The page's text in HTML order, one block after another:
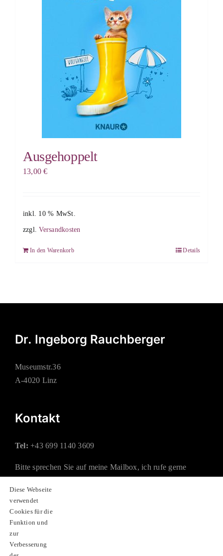
WooCommerce Warenkorb
Ausgehoppelt
13,00€
inkl. 10 % MwSt.
zzgl.Versandkosten
In den Warenkorb Details
Dr. Ingeborg Rauchberger
Museumstr.36
A-4020 Linz
Kontakt
Tel: +43 699 1140 3609
Bitte sprechen Sie auf meine Mailbox, ich rufe gerne
Mail: office@rauchberger.at
Soziale Netzwerke
Diese Webseite
verwendet
Cookies für die
Funktion und
zur
Verbesserung